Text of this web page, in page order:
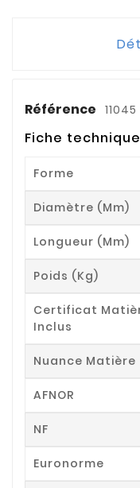
Référence 11045
Fiche technique
Forme
Diamètre (mm)
Longueur (mm)
Poids (kg)
Certificat
Inclus
Nuance Matière
AFNOR
NF
Euronorme